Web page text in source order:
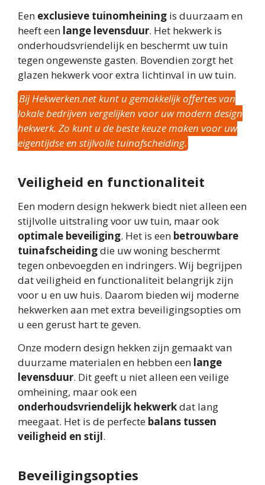
Een exclusieve tuinomheining is duurzaam en
heeft een lange levensduur. Het hekwerk is
onderhoudsvriendelijk en beschermt uw tuin
tegen ongewenste gasten. Bovendien zorgt het
glazen hekwerk voor extra lichtinval in uw tuin.
Bij Hekwerken.net kunt u gemakkelijk offertes van
lokale bedrijven vergelijken voor uw modern design
hekwerk. Zo kunt u de beste keuze maken voor uw
eigentijdse en stijlvolle tuinafscheiding.
Veiligheid en functionaliteit
Een modern design hekwerk biedt niet alleen een
stijlvolle uitstraling voor uw tuin, maar ook
optimale beveiliging. Het is een betrouwbare
tuinafscheidingdie uw woning beschermt
tegen onbevoegden en indringers. Wij begrijpen
dat veiligheid en functionaliteit belangrijk zijn
voor u en uw huis. Daarom bieden wij moderne
hekwerken aan met extra beveiligingsopties om
u een gerust hart te geven.
Onze modern design hekken zijn gemaakt van
duurzame materialen en hebben een lange
levensduur. Dit geeft u niet alleen een veilige
omheining, maar ook een
onderhoudsvriendelijk hekwerkdat lang
meegaat. Het is de perfecte balans tussen
veiligheid en stijl.
Beveiligingsopties